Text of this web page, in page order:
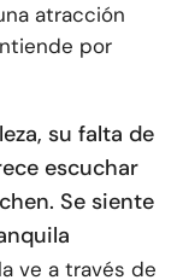
atracción
por
su falta de
escuchar
Se siente
ve a través de